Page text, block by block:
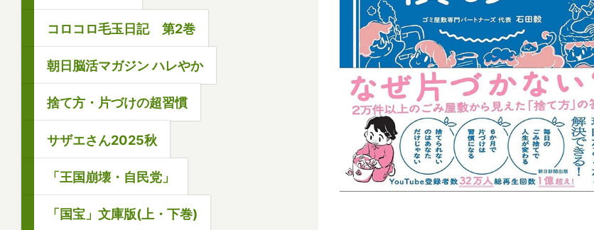
コロコロ毛玉日記 第2巻
朝日脳活マガジン ハレやか
捨て方・片づけの超習慣
サザエさん2025秋
「王国崩壊・自民党」
「国宝」文庫版(上・下巻)